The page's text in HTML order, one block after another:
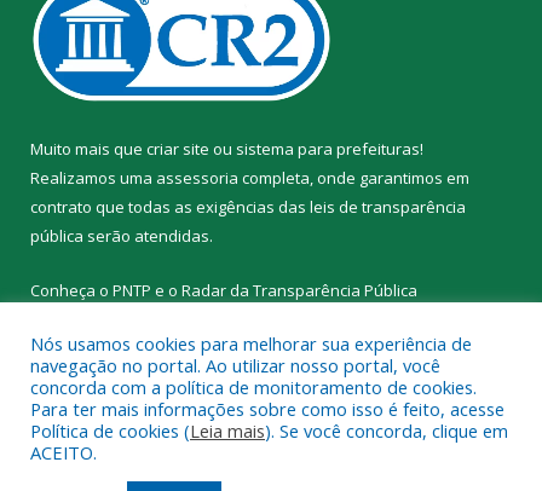
Muito mais que criar site ou sistema para prefeituras!
Realizamos uma assessoria completa, onde garantimos em
contrato que todas as exigências das leis de transparência
pública serão atendidas.
Conheça o PNTP e o Radar da Transparência Pública
Todos os direitos reservados a Prefeitura Municipal de Santa
Cruz do Arari.
Nós usamos cookies para melhorar sua experiência de
navegação no portal. Ao utilizar nosso portal, você
concorda com a política de monitoramento de cookies.
Para ter mais informações sobre como isso é feito, acesse
Política de cookies (Leia mais). Se você concorda, clique em
ACEITO.